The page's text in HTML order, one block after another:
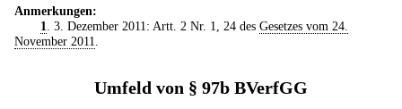
Anmerkungen:
1. 3. Dezember 2011: Artt. 2 Nr. 1, 24 des Gesetzes vom 24.
November 2011.
Umfeld von § 97b BVerfGG